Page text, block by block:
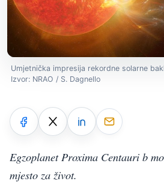
Umjetnička impresija rekordne solarne
Izvor: NRAO / S. Dagnello
Egzoplanet Proxima Centauri b
mjesto za život.